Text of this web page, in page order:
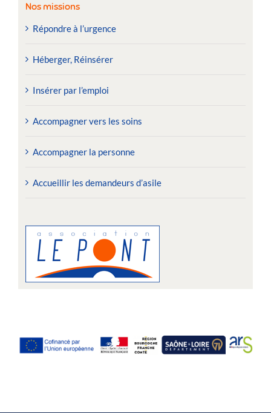
Nos missions
Répondre à l’urgence
Héberger, Réinsérer
Insérer par l’emploi
Accompagner vers les soins
Accompagner la personne
Accueillir les demandeurs d’asile